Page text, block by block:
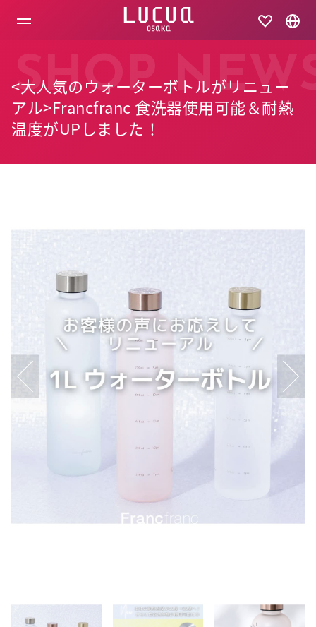
<大人気のウォーターボトルがリニュー
アル>Francfranc 食洗器使用可能＆耐熱
温度がUPしました！
SHOP